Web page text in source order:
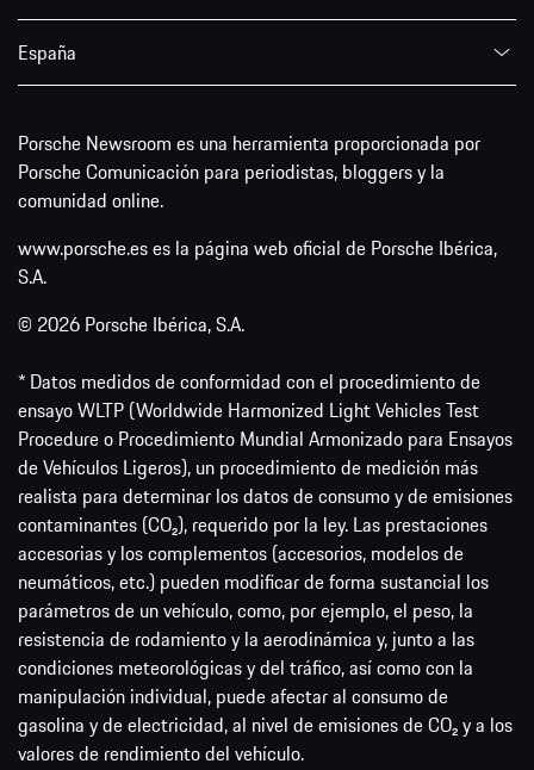
España
Porsche Newsroom es una herramienta proporcionada por
Porsche Comunicación para periodistas, bloggers y la
comunidad online.
www.porsche.es es la página web oficial de Porsche Ibérica,
S.A.
© 2026 Porsche Ibérica, S.A.
* Datos medidos de conformidad con el procedimiento de
ensayo WLTP (Worldwide Harmonized Light Vehicles Test
Procedure o Procedimiento Mundial Armonizado para Ensayos
de Vehículos Ligeros), un procedimiento de medición más
realista para determinar los datos de consumo y de emisiones
contaminantes (CO₂), requerido por la ley. Las prestaciones
accesorias y los complementos (accesorios, modelos de
neumáticos, etc.) pueden modificar de forma sustancial los
parámetros de un vehículo, como, por ejemplo, el peso, la
resistencia de rodamiento y la aerodinámica y, junto a las
condiciones meteorológicas y del tráfico, así como con la
manipulación individual, puede afectar al consumo de
gasolina y de electricidad, al nivel de emisiones de CO₂ y a los
valores de rendimiento del vehículo.